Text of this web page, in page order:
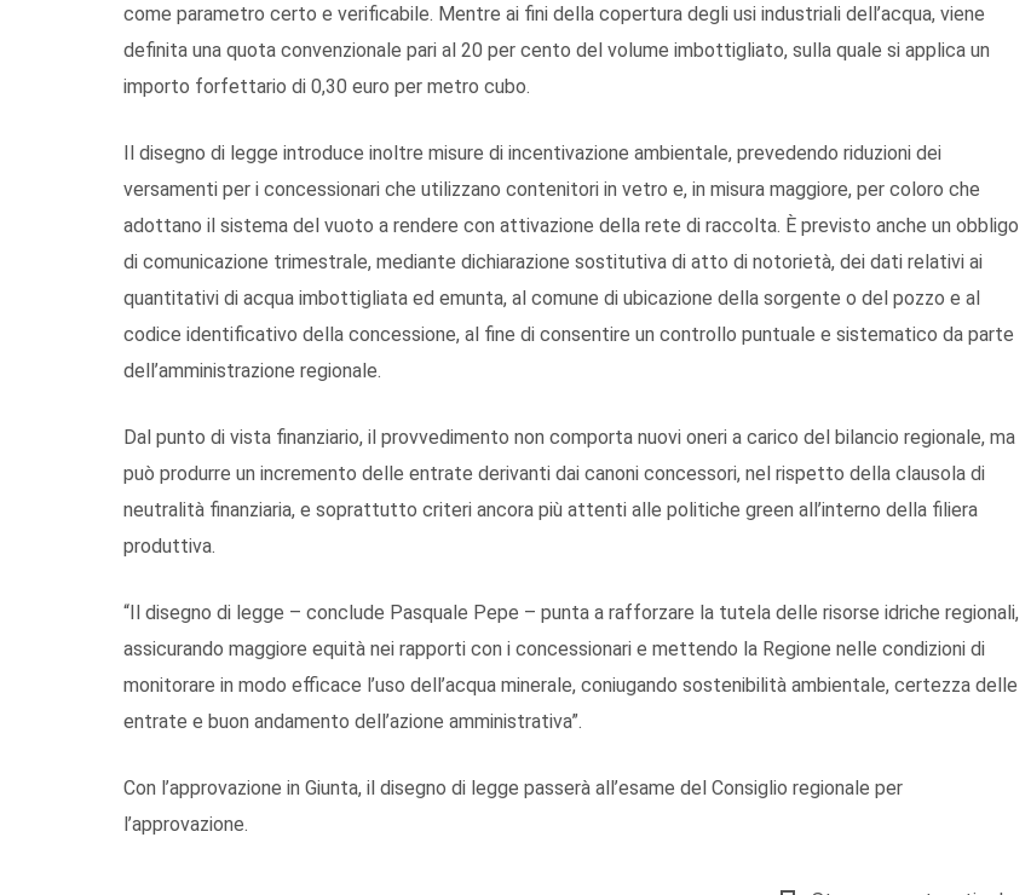
come parametro certo e verificabile. Mentre ai fini della copertura degli usi industriali dell’acqua, viene
definita una quota convenzionale pari al 20 per cento del volume imbottigliato, sulla quale si applica un
importo forfettario di 0,30 euro per metro cubo.
Il disegno di legge introduce inoltre misure di incentivazione ambientale, prevedendo riduzioni dei
versamenti per i concessionari che utilizzano contenitori in vetro e, in misura maggiore, per coloro che
adottano il sistema del vuoto a rendere con attivazione della rete di raccolta. È previsto anche un obbligo
di comunicazione trimestrale, mediante dichiarazione sostitutiva di atto di notorietà, dei dati relativi ai
quantitativi di acqua imbottigliata ed emunta, al comune di ubicazione della sorgente o del pozzo e al
codice identificativo della concessione, al fine di consentire un controllo puntuale e sistematico da parte
dell’amministrazione regionale.
Dal punto di vista finanziario, il provvedimento non comporta nuovi oneri a carico del bilancio regionale, ma
può produrre un incremento delle entrate derivanti dai canoni concessori, nel rispetto della clausola di
neutralità finanziaria, e soprattutto criteri ancora più attenti alle politiche green all’interno della filiera
produttiva.
“Il disegno di legge – conclude Pasquale Pepe – punta a rafforzare la tutela delle risorse idriche regionali,
assicurando maggiore equità nei rapporti con i concessionari e mettendo la Regione nelle condizioni di
monitorare in modo efficace l’uso dell’acqua minerale, coniugando sostenibilità ambientale, certezza delle
entrate e buon andamento dell’azione amministrativa”.
Con l’approvazione in Giunta, il disegno di legge passerà all’esame del Consiglio regionale per
l’approvazione.